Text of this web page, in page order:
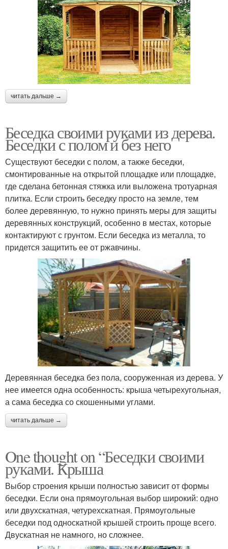
читать дальше →
Беседка своими руками из дерева.
Беседки с полом и без него
Существуют беседки с полом, а также беседки,
смонтированные на открытой площадке или площадке,
где сделана бетонная стяжка или выложена тротуарная
плитка. Если строить беседку просто на земле, тем
более деревянную, то нужно принять меры для защиты
деревянных конструкций, особенно в местах, которые
контактируют с грунтом. Если беседка из металла, то
придется защитить ее от ржавчины.
Деревянная беседка без пола, сооруженная из дерева. У
нее имеется одна особенность: крыша четырехугольная,
а сама беседка со скошенными углами.
читать дальше →
One thought on “Беседки своими
руками. Крыша
Выбор строения крыши полностью зависит от формы
беседки. Если она прямоугольная выбор широкий: одно
или двухскатная, четурехскатная. Прямоугольные
беседки под односкатной крышей строить проще всего.
Двускатная не намного, но сложнее.